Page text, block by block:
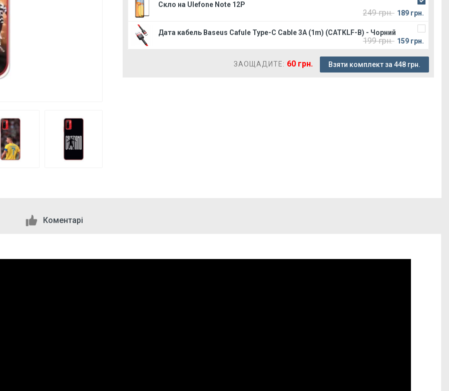
Скло на Ulefone Note 12P
249 грн. 189 грн.
Дата кабель Baseus Cafule Type-C Cable 3A (1m) (CATKLF-B) - Чорний
199 грн. 159 грн.
ЗАОЩАДИТЕ: 60 грн. Взяти комплект за 448 грн.
Коментарі